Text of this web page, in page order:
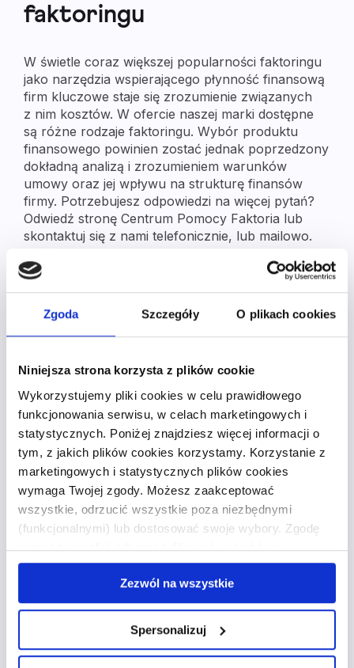
Zgoda Szczegóły O plikach cookies
Niniejsza strona korzysta z plików cookie
Wykorzystujemy pliki cookies w celu prawidłowego
funkcjonowania serwisu, w celach marketingowych i
statystycznych. Poniżej znajdziesz więcej informacji o
tym, z jakich plików cookies korzystamy. Korzystanie z
marketingowych i statystycznych plików cookies
wymaga Twojej zgody. Możesz zaakceptować
wszystkie, odrzucić wszystkie poza niezbędnymi
(funkcjonalnymi) lub dostosować swoje wybory. Zgodę
możesz wycofać lub zmodyfikować w każdym
momencie. Wycofanie zgody nie wpływa na zgodność z
prawem przetwarzania, którego dokonano przed
wycofaniem. Więcej informacji o wykorzystaniu plików
cookie oraz zasadach przetwarzania danych osobowych
Zezwól na wszystkie
Spersonalizuj
faktoringu
W świetle coraz większej popularności faktoringu
jako narzędzia wspierającego płynność finansową
firm kluczowe staje się zrozumienie związanych
z nim kosztów. W ofercie naszej marki dostępne
są różne rodzaje faktoringu. Wybór produktu
finansowego powinien zostać jednak poprzedzony
dokładną analizą i zrozumieniem warunków
umowy oraz jej wpływu na strukturę finansów
firmy. Potrzebujesz odpowiedzi na więcej pytań?
Odwiedź stronę Centrum Pomocy Faktoria lub
skontaktuj się z nami telefonicznie, lub mailowo.
Najczęściej zadawane
pytania
Jakie są główne
składniki kosztów
faktoringu i jak są
naliczane?
Główne składniki kosztów faktoringu
obejmują prowizję powitalną (opłata za
prowizję za finansowanie faktury
(naliczaną od momentu sfinansowania
stawkę referencyjną WIBOR 1M + VAT.
Prowizja powitalna jest jednorazową
opłatą naliczaną jako procent